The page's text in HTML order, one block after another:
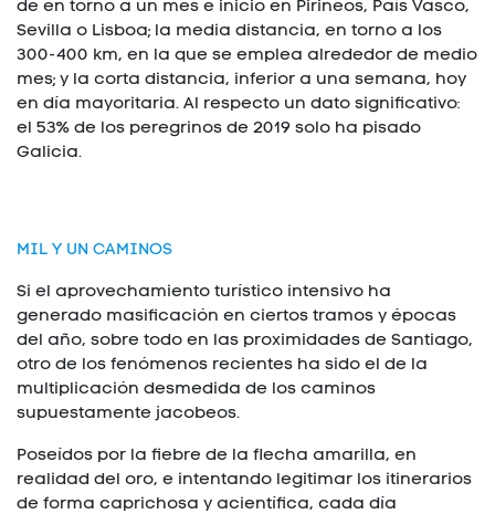
de en torno a un mes e inicio en Pirineos, País Vasco,
Sevilla o Lisboa; la media distancia, en torno a los
300-400 km, en la que se emplea alrededor de medio
mes; y la corta distancia, inferior a una semana, hoy
en día mayoritaria. Al respecto un dato significativo:
el 53% de los peregrinos de 2019 solo ha pisado
Galicia.
MIL Y UN CAMINOS
Si el aprovechamiento turístico intensivo ha
generado masificación en ciertos tramos y épocas
del año, sobre todo en las proximidades de Santiago,
otro de los fenómenos recientes ha sido el de la
multiplicación desmedida de los caminos
supuestamente jacobeos.
Poseídos por la fiebre de la flecha amarilla, en
realidad del oro, e intentando legitimar los itinerarios
de forma caprichosa y acientífica, cada día